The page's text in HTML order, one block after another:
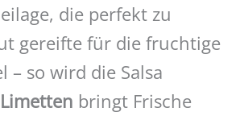
die perfekt zu
gereifte für die fruchtige
so wird die Salsa
bringt Frische